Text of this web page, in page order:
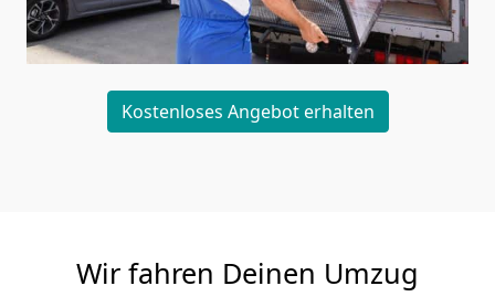
Kostenloses Angebot erhalten
Wir fahren Deinen Umzug